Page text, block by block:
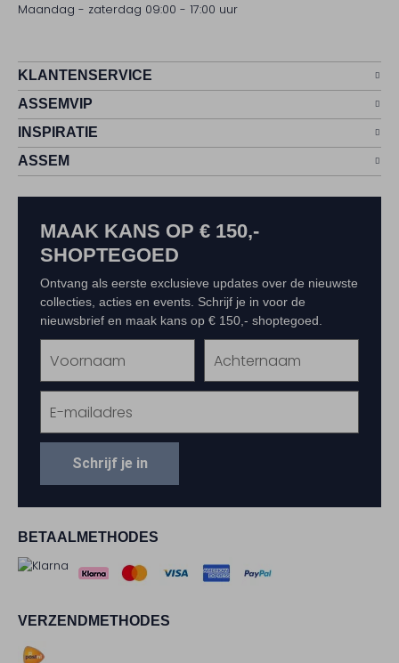
Maandag - zaterdag 09:00 - 17:00 uur
KLANTENSERVICE
ASSEMVIP
INSPIRATIE
ASSEM
BETAALMETHODES
VERZENDMETHODES
MAAK KANS OP € 150,-
SHOPTEGOED
Ontvang als eerste exclusieve updates over de nieuwste
collecties, acties en events. Schrijf je in voor de
nieuwsbrief en maak kans op € 150,- shoptegoed.
Schrijf je in